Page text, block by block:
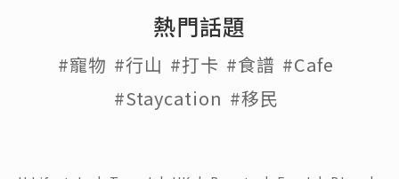
熱門話題
#寵物 #行山 #打卡 #食譜 #Cafe
#Staycation #移民